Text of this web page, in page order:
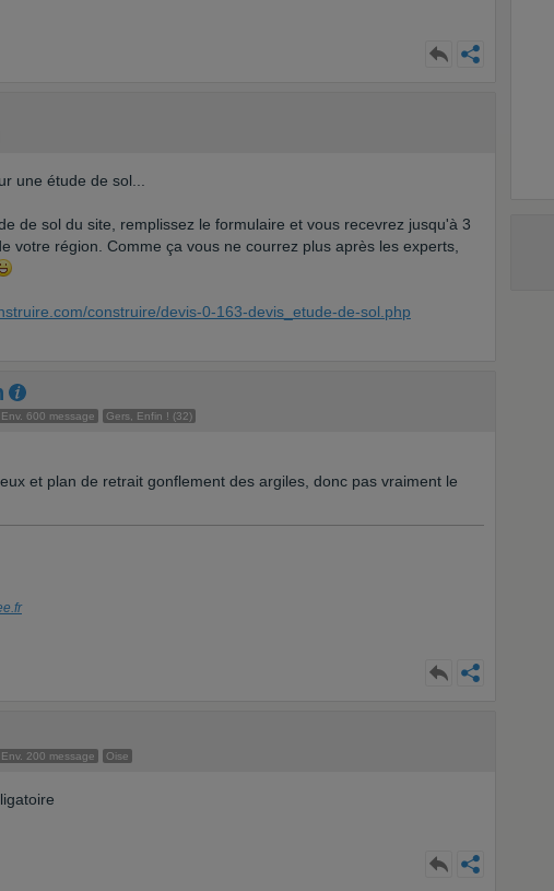
une étude de sol...
de sol du site, remplissez le formulaire et vous recevrez jusqu'à 3
votre région. Comme ça vous ne courrez plus après les experts,
construire/devis-0-163-devis_etude-de-sol.php
Env. 600 message Gers, Enfin ! (32)
et plan de retrait gonflement des argiles, donc pas vraiment le
Env. 200 message Oise